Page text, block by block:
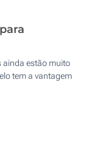
ainda estão muito
tem a vantagem